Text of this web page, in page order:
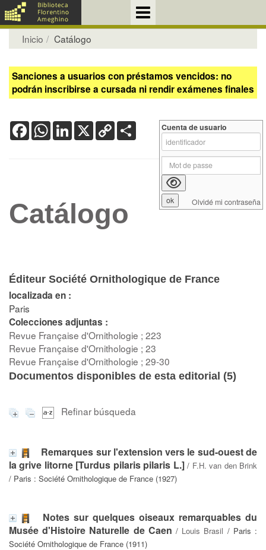
Inicio Catálogo
Sanciones a usuarios con préstamos vencidos: no
podrán inscribirse a cursada ni rendir exámenes finales
FacebookWhatsApp
LinkedIn
X Copy
Link
Catálogo
Éditeur Société Ornithologique de France
localizada en :
Paris
Colecciones adjuntas :
Revue Française d'Ornithologie ; 223
Revue Française d'Ornithologie ; 23
Revue Française d'Ornithologie ; 29-30
Documentos disponibles de esta editorial (5)
Refinar búsqueda
Remarques sur l'extension vers le sud-ouest de
la grive litorne [Turdus pilaris pilaris L.]/ F.H. van den Brink
/ Paris : Société Ornithologique de France (1927)
Notes sur quelques oiseaux remarquables du
Musée d'Histoire Naturelle de Caen / Louis Brasil / Paris :
Société Ornithologique de France (1911)
Cuenta de usuario
Olvidé mi contraseña